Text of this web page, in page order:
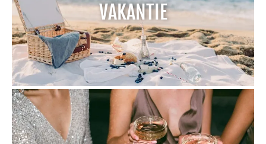
VAKANTIE